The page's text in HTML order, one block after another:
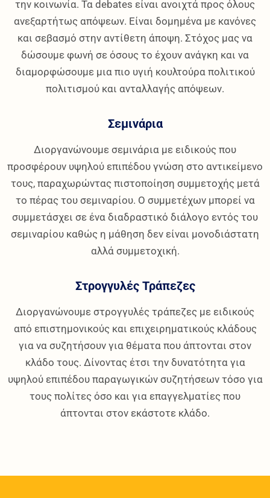
την κοινωνία. Τα debates είναι ανοιχτά προς όλους
ανεξαρτήτως απόψεων. Είναι δομημένα με κανόνες
και σεβασμό στην αντίθετη άποψη. Στόχος μας να
δώσουμε φωνή σε όσους το έχουν ανάγκη και να
διαμορφώσουμε μια πιο υγιή κουλτούρα πολιτικού
πολιτισμού και ανταλλαγής απόψεων.
Σεμινάρια
Διοργανώνουμε σεμινάρια με ειδικούς που
προσφέρουν υψηλού επιπέδου γνώση στο αντικείμενο
τους, παραχωρώντας πιστοποίηση συμμετοχής μετά
το πέρας του σεμιναρίου. Ο συμμετέχων μπορεί να
συμμετάσχει σε ένα διαδραστικό διάλογο εντός του
σεμιναρίου καθώς η μάθηση δεν είναι μονοδιάστατη
αλλά συμμετοχική.
Στρογγυλές Τράπεζες
Διοργανώνουμε στρογγυλές τράπεζες με ειδικούς
από επιστημονικούς και επιχειρηματικούς κλάδους
για να συζητήσουν για θέματα που άπτονται στον
κλάδο τους. Δίνοντας έτσι την δυνατότητα για
υψηλού επιπέδου παραγωγικών συζητήσεων τόσο για
τους πολίτες όσο και για επαγγελματίες που
άπτονται στον εκάστοτε κλάδο.